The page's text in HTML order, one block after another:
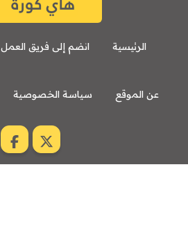
8:00 م
مباراة ودية
الرئيسية انضم إلى فريق العمل
عن الموقع سياسة الخصوصية